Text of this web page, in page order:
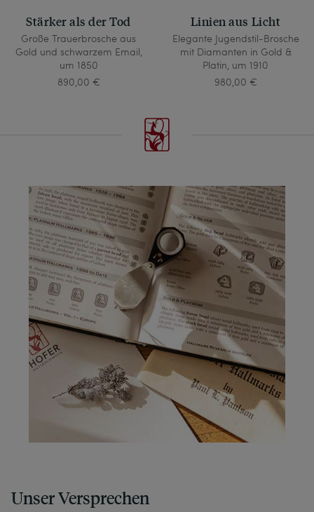
Stärker als der Tod
Große Trauerbrosche aus
Gold und schwarzem Email,
um 1850
890,00 €
Linien aus Licht
Elegante Jugendstil-Brosche
mit Diamanten in Gold &
Platin, um 1910
980,00 €
Unser Versprechen